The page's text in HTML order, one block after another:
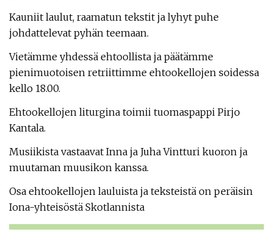
Kauniit laulut, raamatun tekstit ja lyhyt puhe
johdattelevat pyhän teemaan.
Vietämme yhdessä ehtoollista ja päätämme
pienimuotoisen retriittimme ehtookellojen soidessa
kello 18.00.
Ehtookellojen liturgina toimii tuomaspappi Pirjo
Kantala.
Musiikista vastaavat Inna ja Juha Vintturi kuoron ja
muutaman muusikon kanssa.
Osa ehtookellojen lauluista ja teksteistä on peräisin
Iona-yhteisöstä Skotlannista